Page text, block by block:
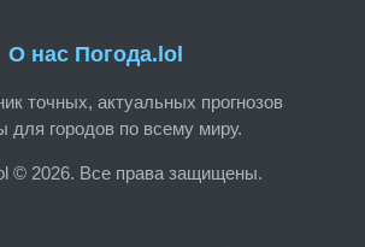
О нас Погода.lol
точных, актуальных прогнозов
для городов по всему миру.
© 2026. Все права защищены.